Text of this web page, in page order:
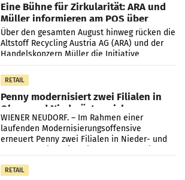
Eine Bühne für Zirkularität: ARA und
Müller informieren am POS über
Kreislauffähigkeit
Über den gesamten August hinweg rücken die
Altstoff Recycling Austria AG (ARA) und der
Handelskonzern Müller die Initiative
„Kreislauf-Helden“ in allen österreichischen
Müller-Filialen
RETAIL
Penny modernisiert zwei Filialen in
Ober- und Niederösterreich
WIENER NEUDORF. – Im Rahmen einer
laufenden Modernisierungsoffensive
erneuert Penny zwei Filialen in Nieder- und
RETAIL